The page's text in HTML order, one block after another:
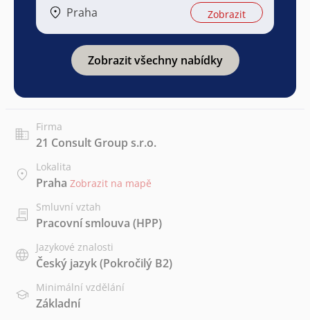
Praha Zobrazit
Zobrazit všechny nabídky
Firma
21 Consult Group s.r.o.
Lokalita
Praha Zobrazit na mapě
Smluvní vztah
Pracovní smlouva (HPP)
Jazykové znalosti
Český jazyk(Pokročilý B2)
Minimální vzdělání
Základní